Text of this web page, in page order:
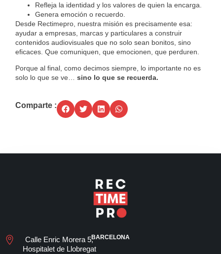
Refleja la identidad y los valores de quien la encarga.
Genera emoción o recuerdo.
Desde Rectimepro, nuestra misión es precisamente esa:
ayudar a empresas, marcas y particulares a construir
contenidos audiovisuales que no solo sean bonitos, sino
eficaces. Que comuniquen, que emocionen, que perduren.
Porque al final, como decimos siempre, lo importante no es
solo lo que se ve… sino lo que se recuerda.
Comparte :
BARCELONA
Calle Enric Morera 5,
Hospitalet de Llobregat